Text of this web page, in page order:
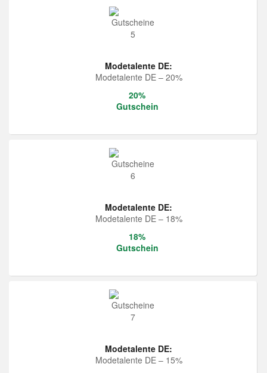
Modetalente DE:
Modetalente DE – 20%
20%
Gutschein
Modetalente DE:
Modetalente DE – 18%
18%
Gutschein
Modetalente DE:
Modetalente DE – 15%